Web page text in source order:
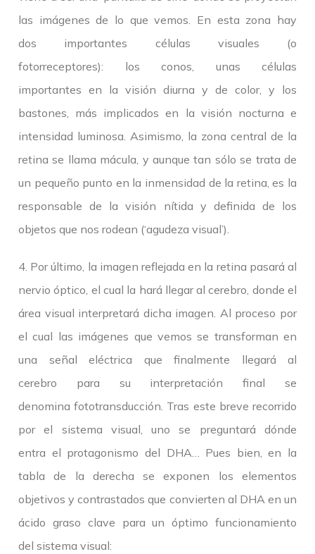
las imágenes de lo que vemos. En esta zona hay
dos importantes células visuales (o
fotorreceptores): los conos, unas células
importantes en la visión diurna y de color, y los
bastones, más implicados en la visión nocturna e
intensidad luminosa. Asimismo, la zona central de la
retina se llama mácula, y aunque tan sólo se trata de
un pequeño punto en la inmensidad de la retina, es la
responsable de la visión nítida y definida de los
objetos que nos rodean (‘agudeza visual’).
4. Por último, la imagen reflejada en la retina pasará al
nervio óptico, el cual la hará llegar al cerebro, donde el
área visual interpretará dicha imagen. Al proceso por
el cual las imágenes que vemos se transforman en
una señal eléctrica que finalmente llegará al
cerebro para su interpretación final se
denomina fototransducción. Tras este breve recorrido
por el sistema visual, uno se preguntará dónde
entra el protagonismo del DHA… Pues bien, en la
tabla de la derecha se exponen los elementos
objetivos y contrastados que convierten al DHA en un
ácido graso clave para un óptimo funcionamiento
del sistema visual: